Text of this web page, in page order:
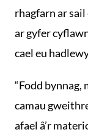
rhagfarn ar sail
ar gyfer
cael eu
“Fodd bynnag,
camau
afael â’r